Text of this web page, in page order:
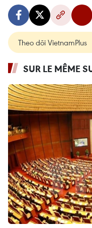
Theo dõi VietnamPlus
SUR LE MÊME